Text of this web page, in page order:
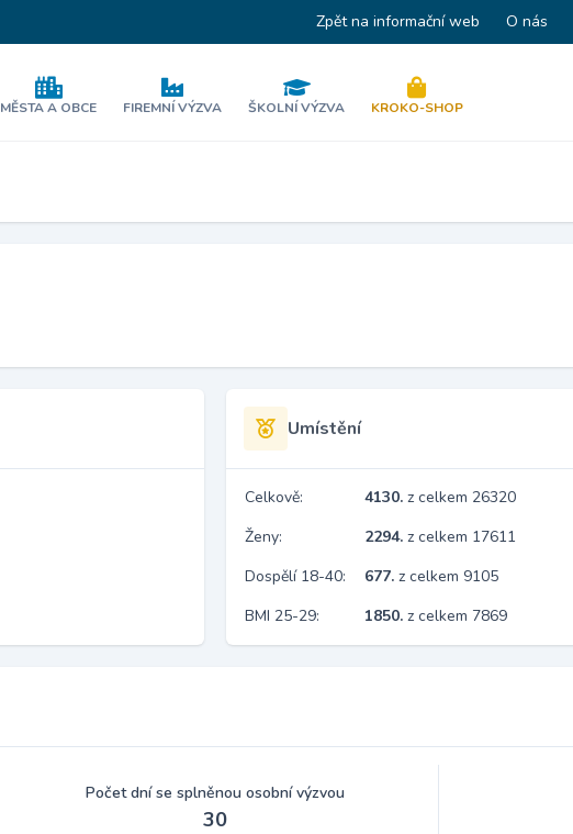
Zpět na informační web O nás
MĚSTA A OBCE FIREMNÍ VÝZVA ŠKOLNÍ VÝZVA KROKO-SHOP
Umístění
Celkově: 4130. z celkem 26320
Ženy:
2294. z celkem 17611
Dospělí 18-40:
677. z celkem 9105
BMI 25-29:
1850. z celkem 7869
Počet dní se splněnou osobní výzvou
30